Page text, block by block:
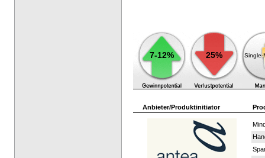
7-12% 25% Single-
Anbieter/Produktinitiator